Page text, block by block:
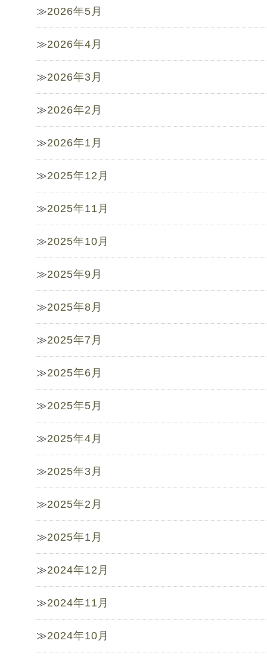
2026年5月
2026年4月
2026年3月
2026年2月
2026年1月
2025年12月
2025年11月
2025年10月
2025年9月
2025年8月
2025年7月
2025年6月
2025年5月
2025年4月
2025年3月
2025年2月
2025年1月
2024年12月
2024年11月
2024年10月